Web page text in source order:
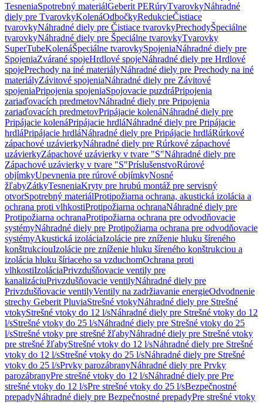
TesneniaSpotrebný materiálGeberit PERúryTvarovkyNáhradné
diely pre TvarovkyKolenáOdbočkyRedukcieČistiace
tvarovkyNáhradné diely pre Čistiace tvarovkyPrechodyŠpeciálne
tvarovkyNáhradné diely pre Špeciálne tvarovkyTvarovky
SuperTubeKolenáŠpeciálne tvarovkySpojeniaNáhradné diely pre
SpojeniaZvárané spojeHrdlové spojeNáhradné diely pre Hrdlové
spojePrechody na iné materiályNáhradné diely pre Prechody na iné
materiályZávitové spojeniaNáhradné diely pre Závitové
spojeniaPripojenia spojeniaSpojovacie puzdráPripojenia
zariaďovacích predmetovNáhradné diely pre Pripojenia
zariaďovacích predmetovPripájacie kolenáNáhradné diely pre
Pripájacie kolenáPripájacie hrdláNáhradné diely pre Pripájacie
hrdláPripájacie hrdláNáhradné diely pre Pripájacie hrdláRúrkové
zápachové uzávierkyNáhradné diely pre Rúrkové zápachové
uzávierkyZápachové uzávierky v tvare "S"Náhradné diely pre
Zápachové uzávierky v tvare "S"PríslušenstvoRúrové
objímkyUpevnenia pre rúrové objímkyNosné
žľabyZátkyTesneniaKryty pre hrubú montáž pre servisný
otvorSpotrebný materiálProtipožiarna ochrana, akustická izolácia a
ochrana proti vlhkostiProtipožiarna ochranaNáhradné diely pre
Protipožiarna ochranaProtipožiarna ochrana pre odvodňovacie
systémyNáhradné diely pre Protipožiarna ochrana pre odvodňovacie
systémyAkustická izoláciaIzolácie pre zníženie hluku šíreného
konštrukciouIzolácie pre zníženie hluku šíreného konštrukciou a
izolácia hluku šíriaceho sa vzduchomOchrana proti
vlhkostiIzoláciaPrivzdušňovacie ventily pre
kanalizáciuPrivzdušňovacie ventilyNáhradné diely pre
Privzdušňovacie ventilyVentily na zadržiavanie energieOdvodnenie
strechy Geberit PluviaStrešné vtokyNáhradné diely pre Strešné
vtokyStrešné vtoky do 12 l/sNáhradné diely pre Strešné vtoky do 12
l/sStrešné vtoky do 25 l/sNáhradné diely pre Strešné vtoky do 25
l/sStrešné vtoky pre strešné žľabyNáhradné diely pre Strešné vtoky
pre strešné žľabyStrešné vtoky do 12 l/sNáhradné diely pre Strešné
vtoky do 12 l/sStrešné vtoky do 25 l/sNáhradné diely pre Strešné
vtoky do 25 l/sPrvky parozábranyNáhradné diely pre Prvky
parozábranyPre strešné vtoky do 12 l/sNáhradné diely pre Pre
strešné vtoky do 12 l/sPre strešné vtoky do 25 l/sBezpečnostné
prepadyNáhradné diely pre Bezpečnostné prepadyPre strešné vtoky